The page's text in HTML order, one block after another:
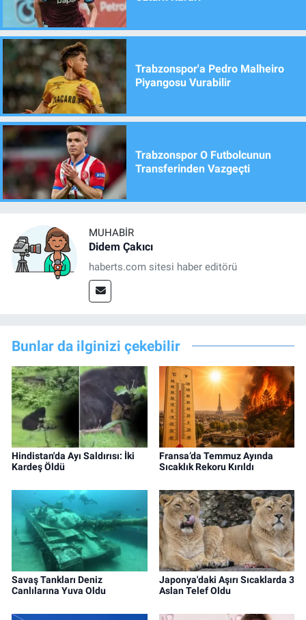
Trabzonspor'a Pedro Malheiro
Piyangosu Vurabilir
Trabzonspor O Futbolcunun
Transferinden Vazgeçti
MUHABIR
Didem Çakıcı
haberts.com sitesi haber editörü
Bunlar da ilginizi çekebilir
Hindistan'da Ayı Saldırısı: İki
Kardeş Öldü
Fransa’da Temmuz Ayında
Sıcaklık Rekoru Kırıldı
Savaş Tankları Deniz
Canlılarına Yuva Oldu
Japonya'daki Aşırı Sıcaklarda 3
Aslan Telef Oldu